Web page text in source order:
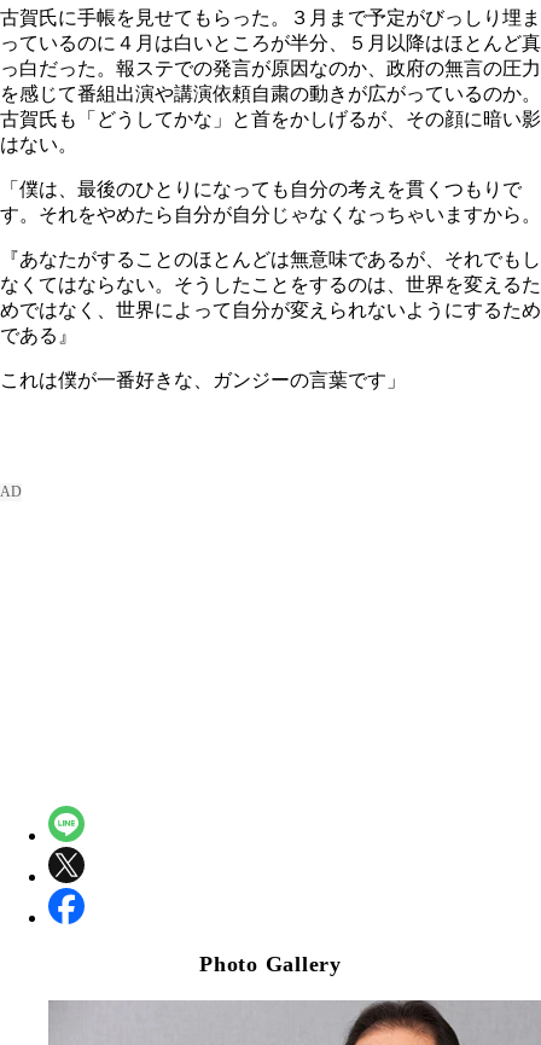
古賀氏に手帳を見せてもらった。３月まで予定がびっしり埋ま
っているのに４月は白いところが半分、５月以降はほとんど真
っ白だった。報ステでの発言が原因なのか、政府の無言の圧力
を感じて番組出演や講演依頼自粛の動きが広がっているのか。
古賀氏も「どうしてかな」と首をかしげるが、その顔に暗い影
はない。
「僕は、最後のひとりになっても自分の考えを貫くつもりで
す。それをやめたら自分が自分じゃなくなっちゃいますから。
『あなたがすることのほとんどは無意味であるが、それでもし
なくてはならない。そうしたことをするのは、世界を変えるた
めではなく、世界によって自分が変えられないようにするため
である』
これは僕が一番好きな、ガンジーの言葉です」
Photo Gallery